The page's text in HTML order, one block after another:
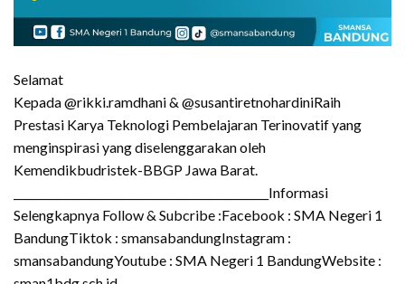
Selamat
Kepada @rikki.ramdhani & @susantiretnohardiniRaih
Prestasi Karya Teknologi Pembelajaran Terinovatif yang
menginspirasi yang diselenggarakan oleh
Kemendikbudristek-BBGP Jawa Barat.
_______________________________________________Informasi
Selengkapnya Follow & Subcribe :Facebook : SMA Negeri 1
BandungTiktok : smansabandungInstagram :
smansabandungYoutube : SMA Negeri 1 BandungWebsite :